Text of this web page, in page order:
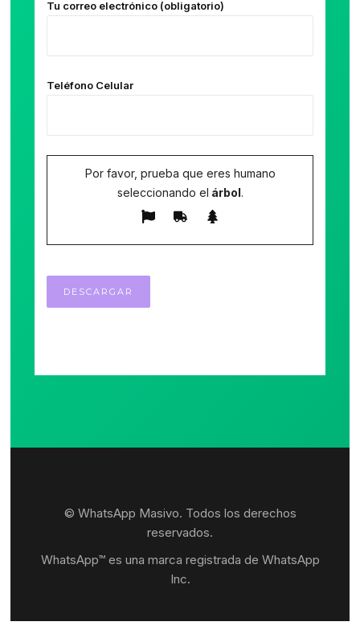
Tu correo electrónico (obligatorio)
Teléfono Celular
Por favor, prueba que eres humano
seleccionando el árbol.
© WhatsApp Masivo. Todos los derechos
reservados.
WhatsApp™ es una marca registrada de WhatsApp
Inc.